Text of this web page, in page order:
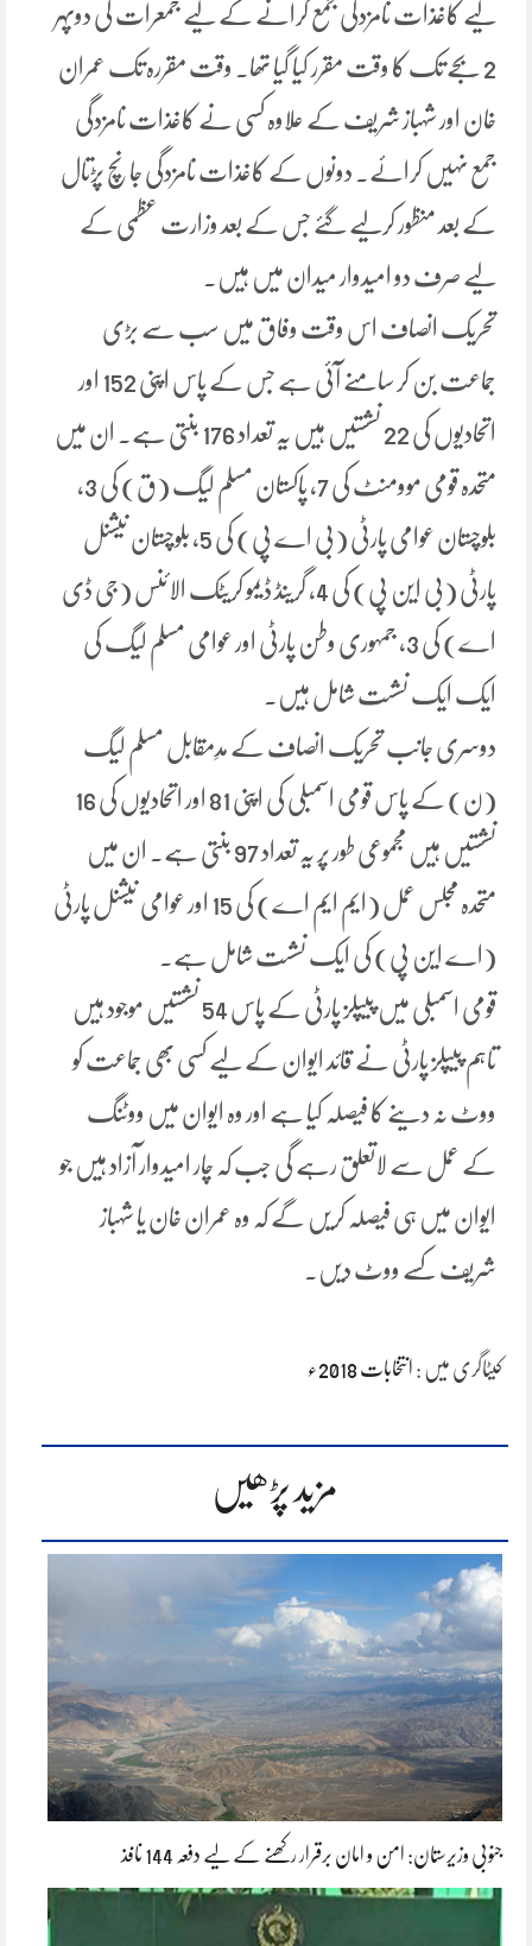
لیے کاغذات نامزدگی جمع کرانے کے لیے جمعرات کی دوپہر
2 بجے تک کا وقت مقرر کیا گیا تھا۔ وقت مقررہ تک عمران
خان اور شہباز شریف کے علاوہ کسی نے کاغذات نامزدگی
جمع نہیں کرائے۔ دونوں کے کاغذات نامزدگی جانچ پڑتال
کے بعد منظور کرلیے گئے جس کے بعد وزارت عظمی کے
لیے صرف دو امیدوار میدان میں ہیں۔
تحریک انصاف اس وقت وفاق میں سب سے بڑی
جماعت بن کر سامنے آئی ہے جس کے پاس اپنی 152 اور
اتحادیوں کی 22 نشستیں ہیں یہ تعداد 176 بنتی ہے۔ ان میں
متحدہ قومی موومنٹ کی 7، پاکستان مسلم لیگ (ق) کی 3،
بلوچستان عوامی پارٹی (بی اے پی) کی 5، بلوچستان نیشنل
پارٹی (بی این پی) کی 4، گرینڈ ڈیمو کریٹک الائنس (جی ڈی
اے) کی 3، جمہوری وطن پارٹی اور عوامی مسلم لیگ کی
ایک ایک نشست شامل ہیں۔
دوسری جانب تحریک انصاف کے مدِمقابل مسلم لیگ
(ن) کے پاس قومی اسمبلی کی اپنی 81 اور اتحادیوں کی 16
نشستیں ہیں مجموعی طور پر یہ تعداد 97 بنتی ہے۔ ان میں
متحدہ مجلس عمل (ایم ایم اے) کی 15 اور عوامی نیشنل پارٹی
(اے این پی) کی ایک نشست شامل ہے۔
قومی اسمبلی میں پیپلز پارٹی کے پاس 54 نشستیں موجود ہیں
تاہم پیپلز پارٹی نے قائد ایوان کے لیے کسی بھی جماعت کو
ووٹ نہ دینے کا فیصلہ کیا ہے اور وہ ایوان میں ووٹنگ
کے عمل سے لاتعلق رہے گی جب کہ چار امیدوار آزاد ہیں جو
ایوان میں ہی فیصلہ کریں گے کہ وہ عمران خان یا شہباز
شریف کسے ووٹ دیں۔
کیٹاگری میں : انتخابات 2018ء
مزید پڑھیں
جنوبی وزیرستان: امن و امان برقرار رکھنے کے لیے دفعہ 144 نافذ